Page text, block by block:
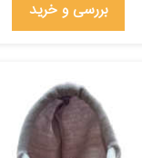
بررسی و خرید